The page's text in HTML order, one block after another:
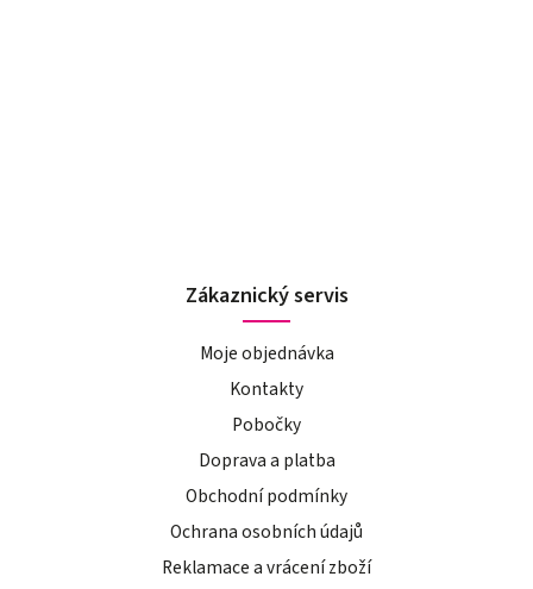
Zákaznický servis
Moje objednávka
Kontakty
Pobočky
Doprava a platba
Obchodní podmínky
Ochrana osobních údajů
Reklamace a vrácení zboží